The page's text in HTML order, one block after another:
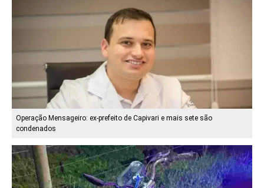
Operação Mensageiro: ex-prefeito de Capivari e mais sete são
condenados